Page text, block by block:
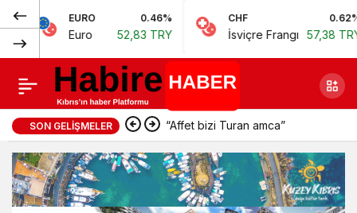
0.46%
52,83 TRY
CHF
İsviçre Frangı 57,38 TRY
SON GELIŞMELER
Cumhurbaşkanlığı
koltuğuna oturan
Masal Şevki: “Güven
için devlet
harcamalarının
Paylaş